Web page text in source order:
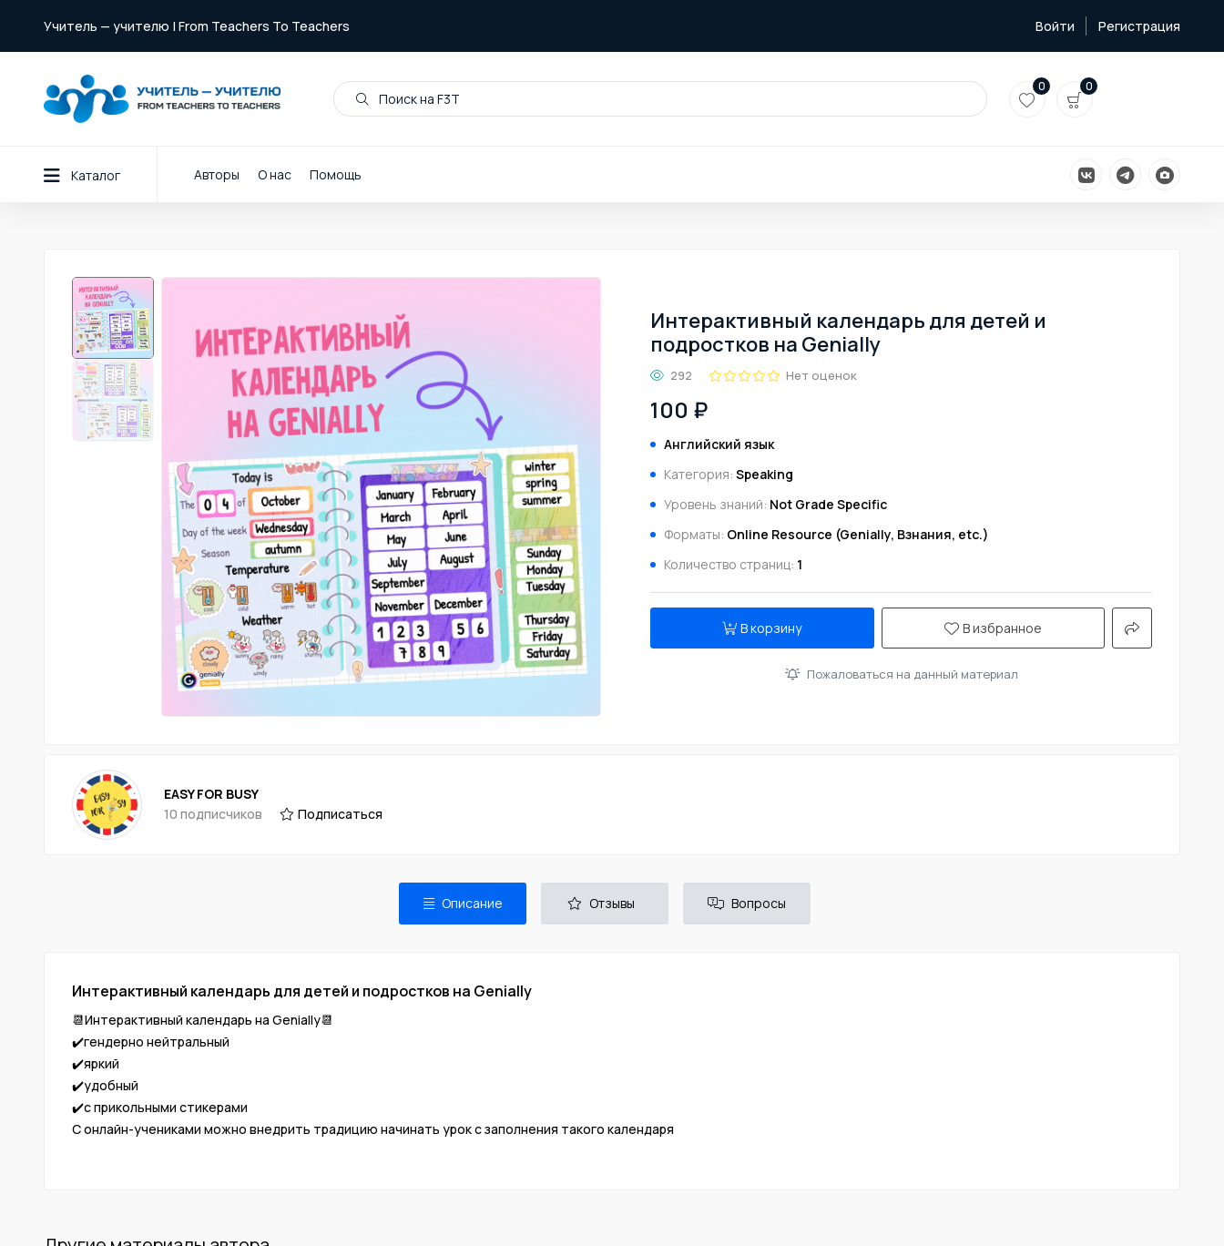
Учитель — учителю | From Teachers To Teachers Войти Регистрация
Поиск на F3T
0 0
Каталог Авторы О нас Помощь
Интерактивный календарь для детей и
подростков на Genially
292 Нет оценок
100 ₽
Английский язык
Категория: Speaking
Уровень знаний: Not Grade Specific
Форматы: Online Resource (Genially, Взнания, etc.)
Количество страниц: 1
В корзину В избранное
Пожаловаться на данный материал
EASY FOR BUSY
10 подписчиков
Подписаться
Описание Отзывы Вопросы
Интерактивный календарь для детей и подростков на Genially
📆Интерактивный календарь на Genially📆
✔️гендерно нейтральный
✔️яркий
✔️удобный
✔️с прикольными стикерами
С онлайн-учениками можно внедрить традицию начинать урок с заполнения такого календаря